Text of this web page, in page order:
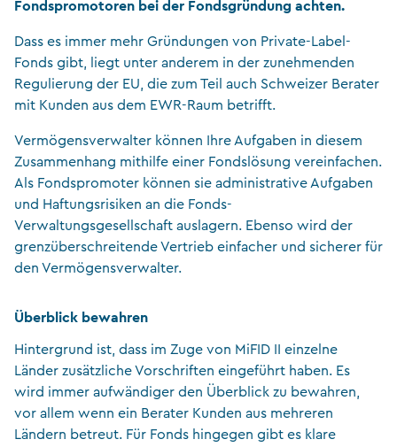
Fondspromotoren bei der Fondsgründung achten.
Dass es immer mehr Gründungen von Private-Label-
Fonds gibt, liegt unter anderem in der zunehmenden
Regulierung der EU, die zum Teil auch Schweizer Berater
mit Kunden aus dem EWR-Raum betrifft.
Vermögensverwalter können Ihre Aufgaben in diesem
Zusammenhang mithilfe einer Fondslösung vereinfachen.
Als Fondspromoter können sie administrative Aufgaben
und Haftungsrisiken an die Fonds-
Verwaltungsgesellschaft auslagern. Ebenso wird der
grenzüberschreitende Vertrieb einfacher und sicherer für
den Vermögensverwalter.
Überblick bewahren
Hintergrund ist, dass im Zuge von MiFID II einzelne
Länder zusätzliche Vorschriften eingeführt haben. Es
wird immer aufwändiger den Überblick zu bewahren,
vor allem wenn ein Berater Kunden aus mehreren
Ländern betreut. Für Fonds hingegen gibt es klare